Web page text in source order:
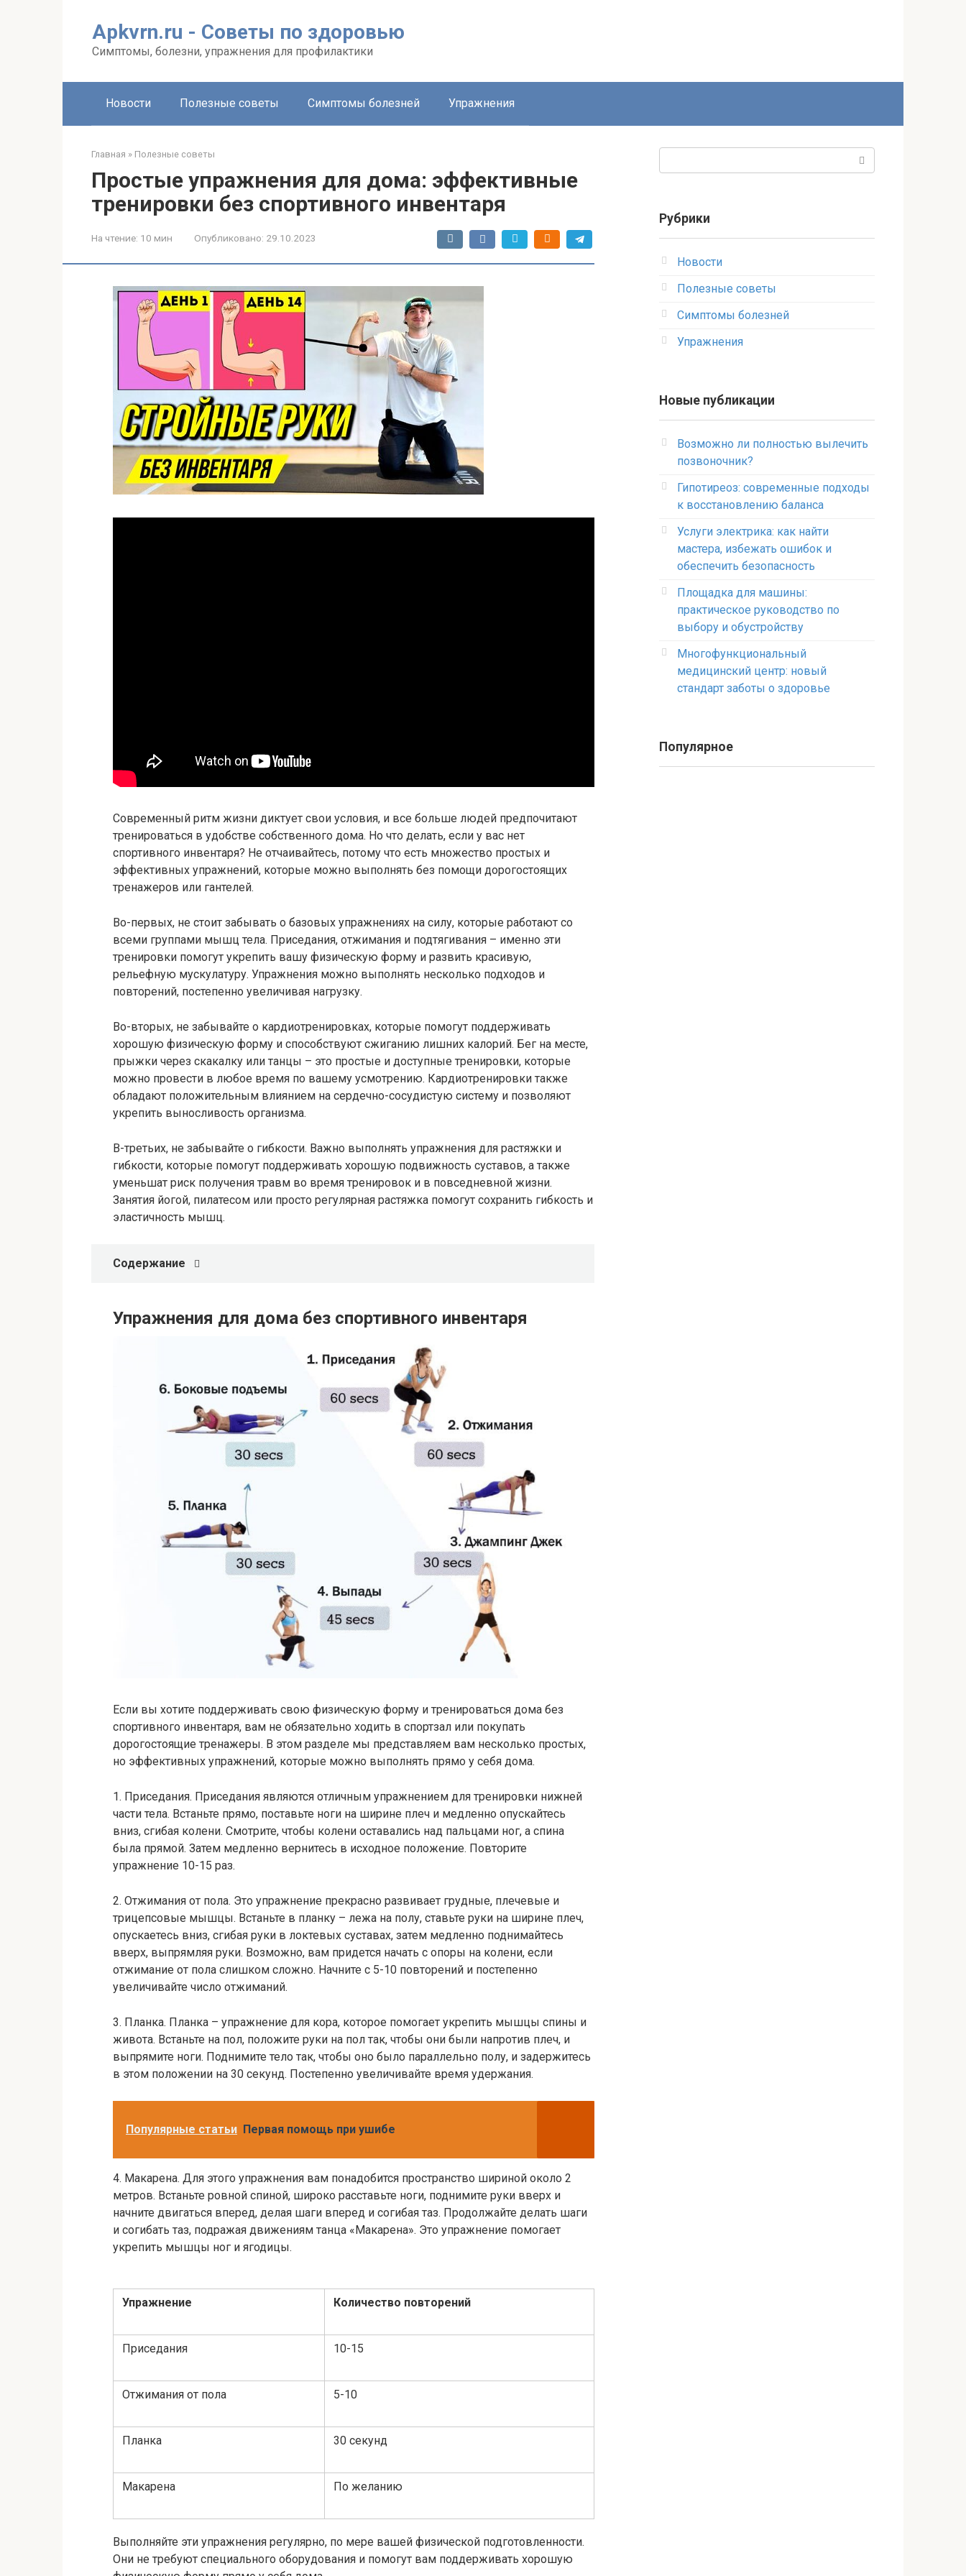
Apkvrn.ru - Советы по здоровью
Симптомы, болезни, упражнения для профилактики
Новости Полезные советы Симптомы болезней Упражнения
Главная » Полезные советы
Простые упражнения для дома: эффективные
тренировки без спортивного инвентаря
На чтение: 10 мин Опубликовано: 29.10.2023
Современный ритм жизни диктует свои условия, и все больше людей предпочитают
тренироваться в удобстве собственного дома. Но что делать, если у вас нет
спортивного инвентаря? Не отчаивайтесь, потому что есть множество простых и
эффективных упражнений, которые можно выполнять без помощи дорогостоящих
тренажеров или гантелей.
Во-первых, не стоит забывать о базовых упражнениях на силу, которые работают со
всеми группами мышц тела. Приседания, отжимания и подтягивания – именно эти
тренировки помогут укрепить вашу физическую форму и развить красивую,
рельефную мускулатуру. Упражнения можно выполнять несколько подходов и
повторений, постепенно увеличивая нагрузку.
Во-вторых, не забывайте о кардиотренировках, которые помогут поддерживать
хорошую физическую форму и способствуют сжиганию лишних калорий. Бег на месте,
прыжки через скакалку или танцы – это простые и доступные тренировки, которые
можно провести в любое время по вашему усмотрению. Кардиотренировки также
обладают положительным влиянием на сердечно-сосудистую систему и позволяют
укрепить выносливость организма.
В-третьих, не забывайте о гибкости. Важно выполнять упражнения для растяжки и
гибкости, которые помогут поддерживать хорошую подвижность суставов, а также
уменьшат риск получения травм во время тренировок и в повседневной жизни.
Занятия йогой, пилатесом или просто регулярная растяжка помогут сохранить гибкость и
эластичность мышц.
Содержание
Упражнения для дома без спортивного инвентаря
Если вы хотите поддерживать свою физическую форму и тренироваться дома без
спортивного инвентаря, вам не обязательно ходить в спортзал или покупать
дорогостоящие тренажеры. В этом разделе мы представляем вам несколько простых,
но эффективных упражнений, которые можно выполнять прямо у себя дома.
1. Приседания. Приседания являются отличным упражнением для тренировки нижней
части тела. Встаньте прямо, поставьте ноги на ширине плеч и медленно опускайтесь
вниз, сгибая колени. Смотрите, чтобы колени оставались над пальцами ног, а спина
была прямой. Затем медленно вернитесь в исходное положение. Повторите
упражнение 10-15 раз.
2. Отжимания от пола. Это упражнение прекрасно развивает грудные, плечевые и
трицепсовые мышцы. Встаньте в планку – лежа на полу, ставьте руки на ширине плеч,
опускаетесь вниз, сгибая руки в локтевых суставах, затем медленно поднимайтесь
вверх, выпрямляя руки. Возможно, вам придется начать с опоры на колени, если
отжимание от пола слишком сложно. Начните с 5-10 повторений и постепенно
увеличивайте число отжиманий.
3. Планка. Планка – упражнение для кора, которое помогает укрепить мышцы спины и
живота. Встаньте на пол, положите руки на пол так, чтобы они были напротив плеч, и
выпрямите ноги. Поднимите тело так, чтобы оно было параллельно полу, и задержитесь
в этом положении на 30 секунд. Постепенно увеличивайте время удержания.
Популярные статьи Первая помощь при ушибе
4. Макарена. Для этого упражнения вам понадобится пространство шириной около 2
метров. Встаньте ровной спиной, широко расставьте ноги, поднимите руки вверх и
начните двигаться вперед, делая шаги вперед и согибая таз. Продолжайте делать шаги
и согибать таз, подражая движениям танца «Макарена». Это упражнение помогает
укрепить мышцы ног и ягодицы.
Упражнение Количество повторений
Приседания 10-15
Отжимания от пола 5-10
Планка 30 секунд
Макарена По желанию
Выполняйте эти упражнения регулярно, по мере вашей физической подготовленности.
Они не требуют специального оборудования и помогут вам поддерживать хорошую
Рубрики
Новости
Полезные советы
Симптомы болезней
Упражнения
Новые публикации
Возможно ли полностью вылечить
позвоночник?
Гипотиреоз: современные подходы
к восстановлению баланса
Услуги электрика: как найти
мастера, избежать ошибок и
обеспечить безопасность
Площадка для машины:
практическое руководство по
выбору и обустройству
Многофункциональный
медицинский центр: новый
стандарт заботы о здоровье
Популярное